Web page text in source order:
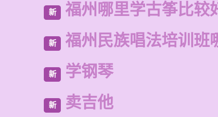
新 福州哪里学古筝比较
新 福州民族唱法培训班
新 学钢琴
新 卖吉他